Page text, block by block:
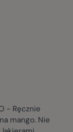
- Ręcznie
mango. Nie